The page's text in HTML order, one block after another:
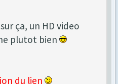
ça, un HD video
plutot bien
du lien